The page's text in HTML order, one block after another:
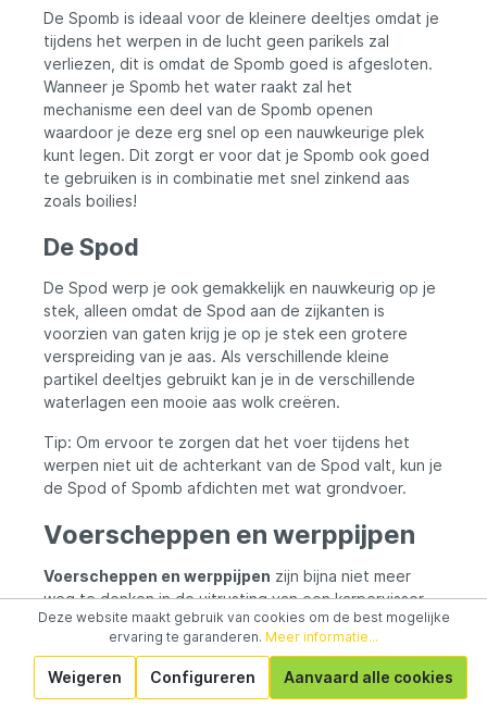
De Spomb is ideaal voor de kleinere deeltjes omdat je
tijdens het werpen in de lucht geen parikels zal
verliezen, dit is omdat de Spomb goed is afgesloten.
Wanneer je Spomb het water raakt zal het
mechanisme een deel van de Spomb openen
waardoor je deze erg snel op een nauwkeurige plek
kunt legen. Dit zorgt er voor dat je Spomb ook goed
te gebruiken is in combinatie met snel zinkend aas
zoals boilies!
De Spod
De Spod werp je ook gemakkelijk en nauwkeurig op je
stek, alleen omdat de Spod aan de zijkanten is
voorzien van gaten krijg je op je stek een grotere
verspreiding van je aas. Als verschillende kleine
partikel deeltjes gebruikt kan je in de verschillende
waterlagen een mooie aas wolk creëren.
Tip: Om ervoor te zorgen dat het voer tijdens het
werpen niet uit de achterkant van de Spod valt, kun je
de Spod of Spomb afdichten met wat grondvoer.
Voerscheppen en werppijpen
Voerscheppen en werppijpen zijn bijna niet meer
weg te denken in de uitrusting van een karpervisser.
Met de juisteaccesoireskrijg je je aas veel
gemakkelijker op je stekken die met de hand lastig te
bereiken zijn.
Deze website maakt gebruik van cookies om de best mogelijke
ervaring te garanderen. Meer informatie...
Weigeren Configureren Aanvaard alle cookies